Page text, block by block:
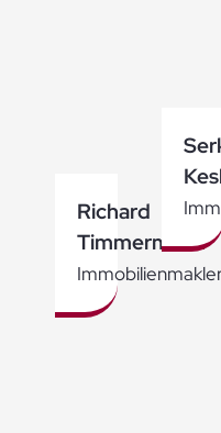
Richard
Timmermann